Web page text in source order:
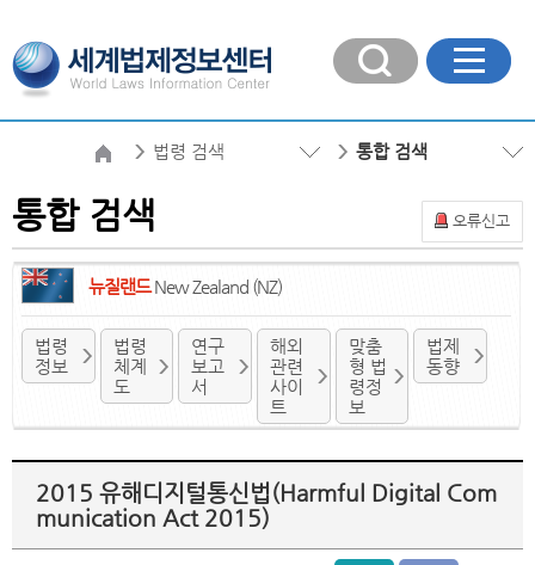
법령 검색 통합 검색
오류신고
통합 검색
뉴질랜드New Zealand (NZ)
법령
정보
법령
체계
도
연구
보고
서
해외
관련
사이
트
맞춤
형 법
령정
보
법제
동향
2015 유해디지털통신법(Harmful Digital Com
munication Act 2015)